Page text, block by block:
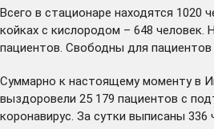
Всего в стационаре находятся 1020
койках с кислородом – 648 человек.
пациентов. Свободны для пациентов
Суммарно к настоящему моменту в
выздоровели 25 179 пациентов с
коронавирус. За сутки выписаны 336